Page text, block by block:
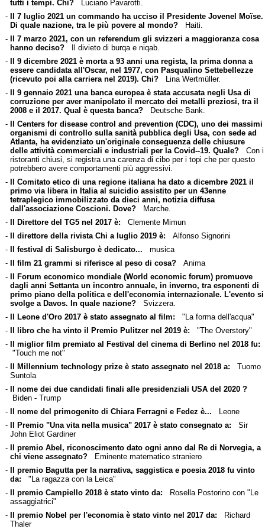
tutti i tempi. Chi?Luciano Pavarotti.
- Il 7 luglio 2021 un commando ha ucciso il Presidente Jovenel Moïse.
Di quale nazione, tra le più povere al mondo?Haiti.
- Il 7 marzo 2021, con un referendum gli svizzeri a maggioranza cosa
hanno deciso?Il divieto di burqa e niqab.
- Il 9 dicembre 2021 è morta a 93 anni una regista, la prima donna a
essere candidata all'Oscar, nel 1977, con Pasqualino Settebellezze
(ricevuto poi alla carriera nel 2019). Chi?Lina Wertmüller.
- Il 9 gennaio 2021 una banca europea è stata accusata negli Usa di
corruzione per aver manipolato il mercato dei metalli preziosi, tra il
2008 e il 2017. Qual è questa banca?Deutsche Bank.
- Il Centers for disease control and prevention (CDC), uno dei massimi
organismi di controllo sulla sanità pubblica degli Usa, con sede ad
Atlanta, ha evidenziato un'originale conseguenza delle chiusure
delle attività commerciali e industriali per la Covid--19. Quale?Con i
ristoranti chiusi, si registra una carenza di cibo per i topi che per questo
potrebbero avere comportamenti più aggressivi.
- Il Comitato etico di una regione italiana ha dato a dicembre 2021 il
primo via libera in Italia al suicidio assistito per un 43enne
tetraplegico immobilizzato da dieci anni, notizia diffusa
dall'associazione Coscioni. Dove?Marche.
- Il Direttore del TG5 nel 2017 è: Clemente Mimun
- Il direttore della rivista Chi a luglio 2019 è: Alfonso Signorini
- Il festival di Salisburgo è dedicato... musica
- Il film 21 grammi si riferisce al peso di cosa?Anima
- Il Forum economico mondiale (World economic forum) promuove
dagli anni Settanta un incontro annuale, in inverno, tra esponenti di
primo piano della politica e dell'economia internazionale. L'evento si
svolge a Davos. In quale nazione?Svizzera.
- Il Leone d'Oro 2017 è stato assegnato al film: "La forma dell'acqua"
- Il libro che ha vinto il Premio Pulitzer nel 2019 è: "The Overstory"
- Il miglior film premiato al Festival del cinema di Berlino nel 2018 fu:
"Touch me not"
- Il Millennium technology prize è stato assegnato nel 2018 a: Tuomo
Suntola
- Il nome dei due candidati finali alle presidenziali USA del 2020 ?
Biden - Trump
- Il nome del primogenito di Chiara Ferragni e Fedez è... Leone
- Il Premio "Una vita nella musica" 2017 è stato consegnato a: Sir
John Eliot Gardiner
- Il premio Abel, riconoscimento dato ogni anno dal Re di Norvegia, a
chi viene assegnato?Eminente matematico straniero
- Il premio Bagutta per la narrativa, saggistica e poesia 2018 fu vinto
da: "La ragazza con la Leica"
- Il premio Campiello 2018 è stato vinto da: Rosella Postorino con "Le
assaggiatrici"
- Il premio Nobel per l'economia è stato vinto nel 2017 da: Richard
Thaler